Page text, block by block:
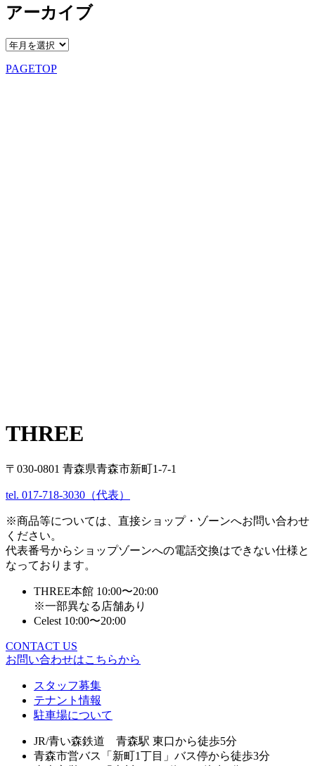
アーカイブ
PAGETOP
THREE
〒030-0801 青森県青森市新町1-7-1
tel. 017-718-3030（代表）
※商品等については、直接ショップ・ゾーンへお問い合わせ
ください。
代表番号からショップゾーンへの電話交換はできない仕様と
なっております。
THREE本館 10:00〜20:00
※一部異なる店舗あり
Celest 10:00〜20:00
CONTACT US
お問い合わせはこちらから
スタッフ募集
テナント情報
駐車場について
JR/青い森鉄道 青森駅 東口から徒歩5分
青森市営バス「新町1丁目」バス停から徒歩3分